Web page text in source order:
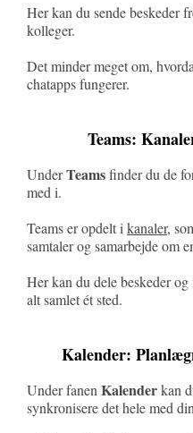
Her kan du sende beskeder
kolleger.
Det minder meget om,
chatapps fungerer.
Teams:
UnderTeamsfinder du de
med i.
Teams er opdelt ikanaler,
samtaler og samarbejde om
Her kan du dele beskeder
alt samlet ét sted.
Kalender:
Under fanenKalenderkan
synkronisere det hele med